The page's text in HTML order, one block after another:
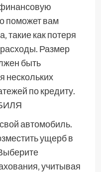
поможет вам
такие как потеря
Размер
быть
нескольких
по кредиту.
автомобиль.
ущерб в
учитывая